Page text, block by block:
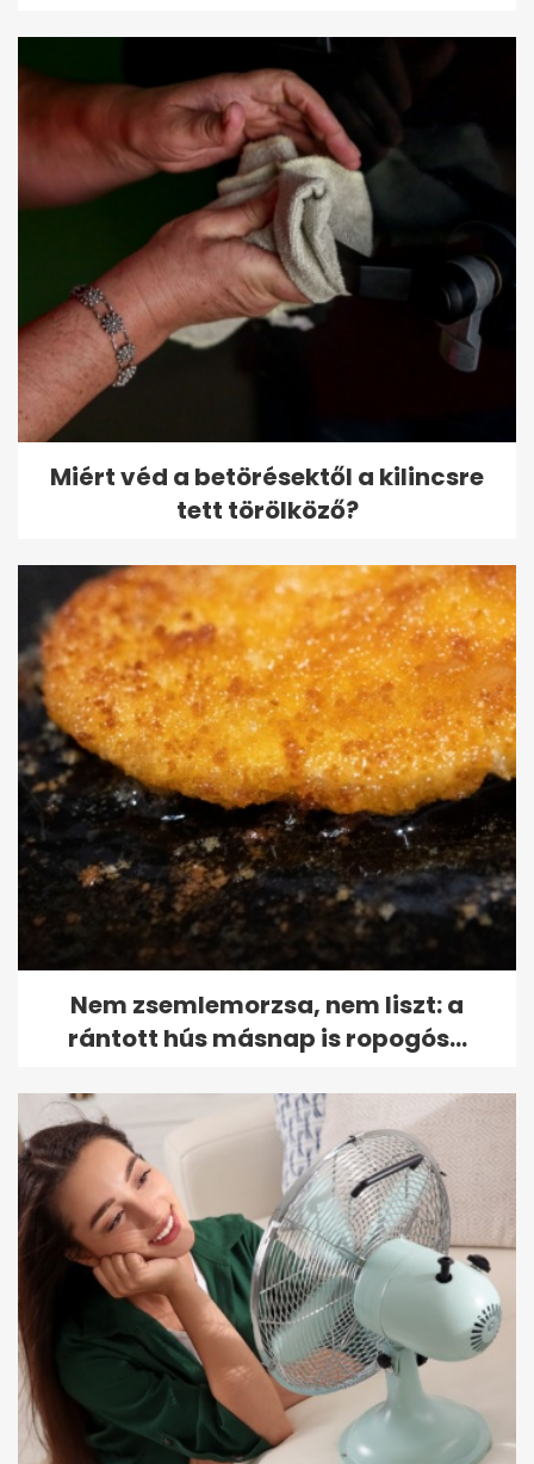
Miért véd a betörésektől a kilincsre
tett törölköző?
Nem zsemlemorzsa, nem liszt: a
rántott hús másnap is ropogós...